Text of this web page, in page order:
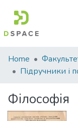
Communities
&
All of DSpace
Home
Філософія